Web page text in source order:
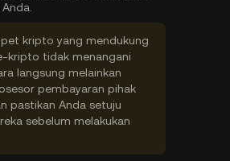
kripto yang mendukung
kripto tidak menangani
langsung melainkan
pembayaran pihak
pastikan Anda setuju
sebelum melakukan